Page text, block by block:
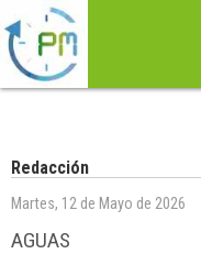
Redacción
Martes, 12 de Mayo de 2026
AGUAS